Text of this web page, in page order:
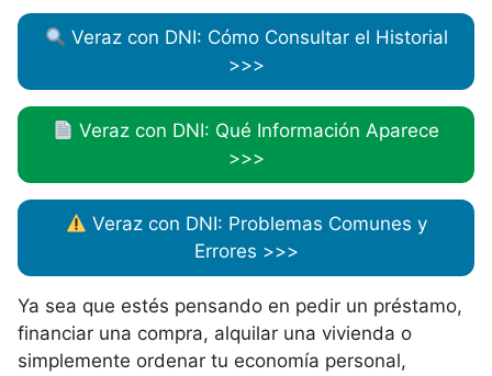
Veraz con DNI: Cómo Consultar el Historial
>>>
Veraz con DNI: Qué Información Aparece
>>>
Veraz con DNI: Problemas Comunes y
Errores >>>
Ya sea que estés pensando en pedir un préstamo,
financiar una compra, alquilar una vivienda o
simplemente ordenar tu economía personal,